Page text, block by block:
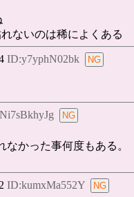
ないのは稀によくある
ID:y7yphN02bk
なかった事何度もある。
ID:kumxMa552Y